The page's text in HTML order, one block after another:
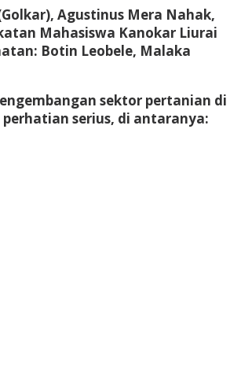
Agustinus Mera Nahak,
Mahasiswa Kanokar Liurai
Botin Leobele, Malaka
sektor pertanian di
serius, di antaranya: